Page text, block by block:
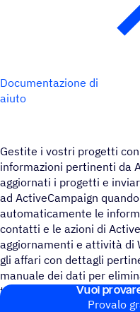
Documentazione di
aiuto
Gestite i vostri progetti
informazioni pertinenti da
aggiornati i progetti e
ad ActiveCampaign
automaticamente le
contatti e le azioni di
aggiornamenti e attività di
gli affari con dettagli
manuale dei dati per
tempo.
Vuoi
Provalo